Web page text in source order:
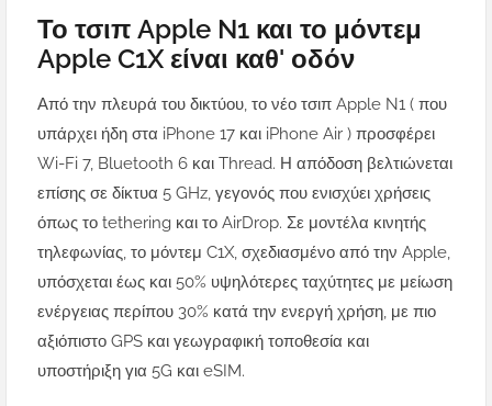
Το τσιπ Apple N1 και το μόντεμ
Apple C1X είναι καθ' οδόν
Από την πλευρά του δικτύου, το νέο τσιπ Apple N1 ( που
υπάρχει ήδη στα iPhone 17 και iPhone Air ) προσφέρει
Wi-Fi 7, Bluetooth 6 και Thread. Η απόδοση βελτιώνεται
επίσης σε δίκτυα 5 GHz, γεγονός που ενισχύει χρήσεις
όπως το tethering και το AirDrop. Σε μοντέλα κινητής
τηλεφωνίας, το μόντεμ C1X, σχεδιασμένο από την Apple,
υπόσχεται έως και 50% υψηλότερες ταχύτητες με μείωση
ενέργειας περίπου 30% κατά την ενεργή χρήση, με πιο
αξιόπιστο GPS και γεωγραφική τοποθεσία και
υποστήριξη για 5G και eSIM.